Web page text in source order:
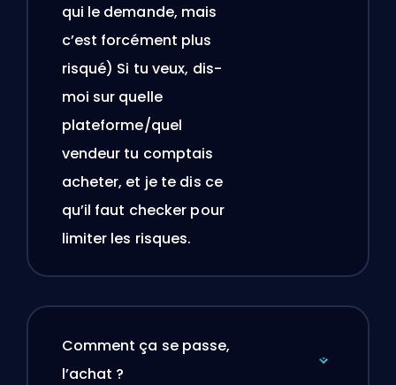
qui le demande, mais
c’est forcément plus
risqué) Si tu veux, dis-
moi sur quelle
plateforme/quel
vendeur tu comptais
acheter, et je te dis ce
qu’il faut checker pour
limiter les risques.
Comment ça se passe,
l’achat ?